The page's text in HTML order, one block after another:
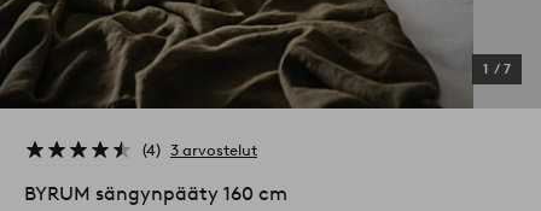
1 / 7
4 3 arvostelut
BYRUM sängynpääty 160 cm